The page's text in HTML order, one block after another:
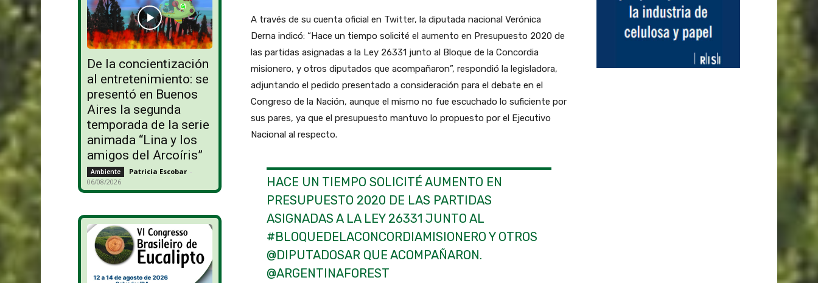
De la concientización
al entretenimiento: se
presentó en Buenos
Aires la segunda
temporada de la serie
animada “Lina y los
amigos del Arcoíris”
Ambiente Patricia Escobar -
06/08/2026
A través de su cuenta oficial en Twitter, la diputada nacional Verónica
Derna indicó: “Hace un tiempo solicité el aumento en Presupuesto 2020 de
las partidas asignadas a la Ley 26331 junto al Bloque de la Concordia
misionero, y otros diputados que acompañaron”, respondió la legisladora,
adjuntando el pedido presentado a consideración para el debate en el
Congreso de la Nación, aunque el mismo no fue escuchado lo suficiente por
sus pares, ya que el presupuesto mantuvo lo propuesto por el Ejecutivo
Nacional al respecto.
HACE UN TIEMPO SOLICITÉ AUMENTO EN
PRESUPUESTO 2020 DE LAS PARTIDAS
ASIGNADAS A LA LEY 26331 JUNTO AL
#BLOQUEDELACONCORDIAMISIONERO Y OTROS
@DIPUTADOSAR QUE ACOMPAÑARON.
@ARGENTINAFOREST